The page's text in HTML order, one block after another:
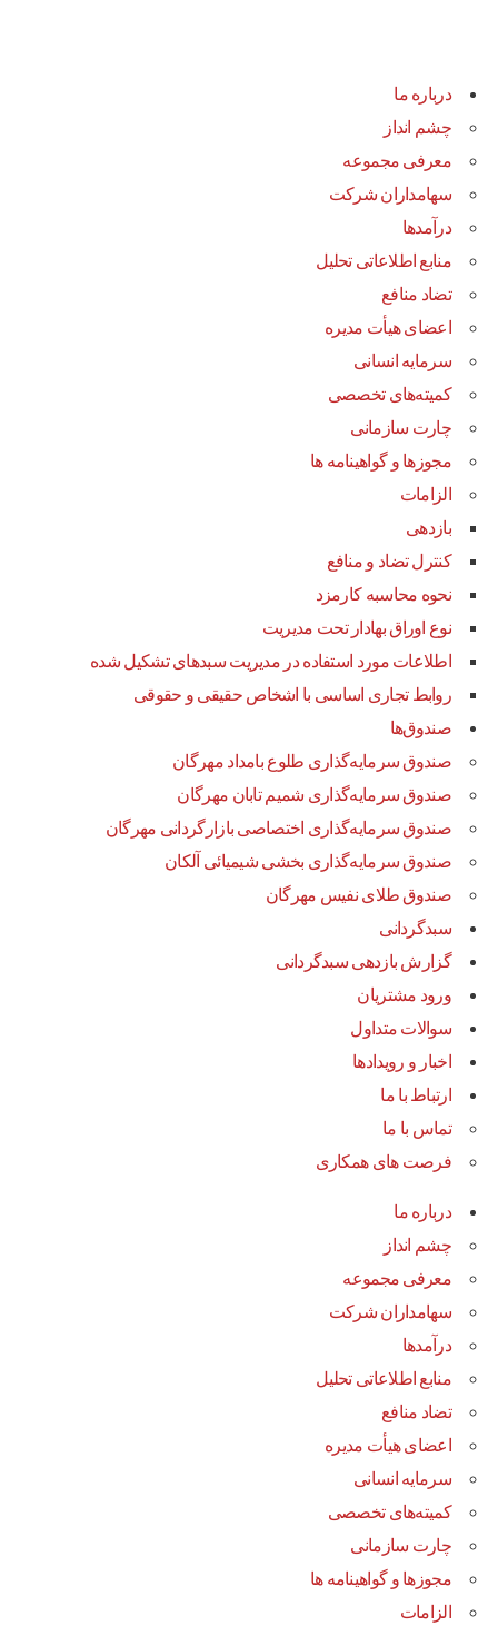
درباره ما
چشم انداز
معرفی مجموعه
سهامداران شرکت
درآمد‌ها
منابع اطلاعاتی تحلیل
تضاد منافع
اعضای هیأت مدیره
سرمایه انسانی
کمیته‌های تخصصی
چارت سازمانی
مجوزها و گواهینامه ها
الزامات
بازدهی
کنترل تضاد و منافع
نحوه محاسبه کارمزد
نوع اوراق بهادار تحت مدیریت
اطلاعات مورد استفاده در مدیریت سبدهای تشکیل شده
روابط تجاری اساسی با اشخاص حقیقی و حقوقی
صندوق‌ها
صندوق سرمایه‌گذاری طلوع بامداد مهرگان
صندوق سرمایه‌گذاری شمیم تابان مهرگان
صندوق سرمایه‌گذاری اختصاصی بازارگردانی مهرگان
صندوق سرمایه‌گذاری بخشی شیمیائی آلکان
صندوق طلای نفیس مهرگان
سبدگردانی
گزارش بازدهی سبدگردانی
ورود مشتریان
سوالات متداول
اخبار و رویدادها
ارتباط با ما
تماس با ما
فرصت های همکاری
درباره ما
چشم انداز
معرفی مجموعه
سهامداران شرکت
درآمد‌ها
منابع اطلاعاتی تحلیل
تضاد منافع
اعضای هیأت مدیره
سرمایه انسانی
کمیته‌های تخصصی
چارت سازمانی
مجوزها و گواهینامه ها
الزامات